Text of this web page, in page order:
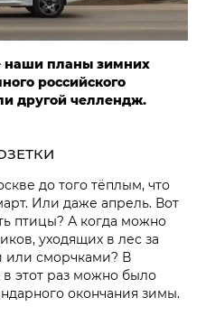
наши планы зимних
российского
другой челлендж.
до того тёплым, что
Или даже апрель. Вот
птицы? А когда можно
уходящих в лес за
или сморчками? В
этот раз можно было
окончания зимы.